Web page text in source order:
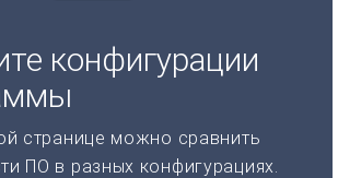
конфигурации
странице можно сравнить
ПО в разных конфигурациях.